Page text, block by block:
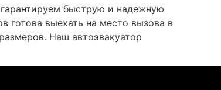
быструю и надежную
готова выехать на место вызова в
Наш автоэвакуатор